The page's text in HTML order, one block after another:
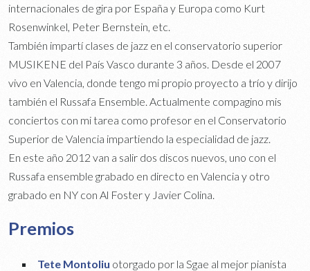
internacionales de gira por España y Europa como Kurt
Rosenwinkel, Peter Bernstein, etc.
También impartí clases de jazz en el conservatorio superior
MUSIKENE del País Vasco durante 3 años. Desde el 2007
vivo en Valencia, donde tengo mi propio proyecto a trío y dirijo
también el Russafa Ensemble. Actualmente compagino mis
conciertos con mi tarea como profesor en el Conservatorio
Superior de Valencia impartiendo la especialidad de jazz.
En este año 2012 van a salir dos discos nuevos, uno con el
Russafa ensemble grabado en directo en Valencia y otro
grabado en NY con Al Foster y Javier Colina.
Premios
Tete Montoliu otorgado por la Sgae al mejor pianista